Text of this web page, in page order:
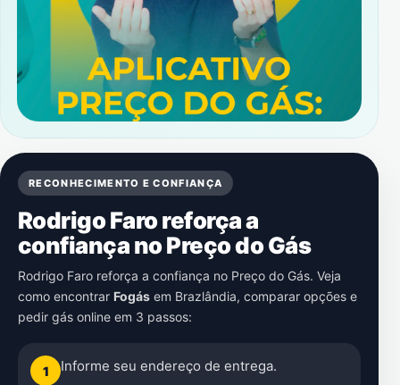
RECONHECIMENTO E CONFIANÇA
Rodrigo Faro reforça a
confiança no Preço do Gás
Rodrigo Faro reforça a confiança no Preço do Gás. Veja
como encontrar Fogás em Brazlândia, comparar opções e
pedir gás online em 3 passos:
1 Informe seu endereço de entrega.